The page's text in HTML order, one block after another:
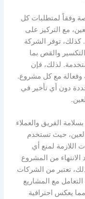
وفقاً لمتطلبات كل
مع التركيز على
كذلك، توفر الشركة
والقص بما
لذلك، فإن
وفعالة مع كل مشروع.
دون أي تأخير في
الفريق والعملاء
حيث تستخدم
اللازمة لمنع أي
من المشروع
تعتبر من الشركات
مع المشاريع
يعكس احترافية